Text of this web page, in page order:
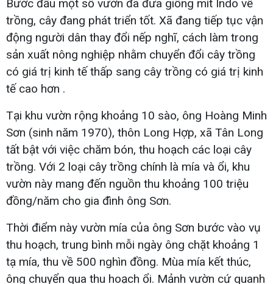
Bước đầu một số vườn đã đưa giống mít Indo về
trồng, cây đang phát triển tốt. Xã đang tiếp tục vận
động người dân thay đổi nếp nghĩ, cách làm trong
sản xuất nông nghiệp nhằm chuyển đổi cây trồng
có giá trị kinh tế thấp sang cây trồng có giá trị kinh
tế cao hơn .
Tại khu vườn rộng khoảng 10 sào, ông Hoàng Minh
Sơn (sinh năm 1970), thôn Long Hợp, xã Tân Long
tất bật với việc chăm bón, thu hoạch các loại cây
trồng. Với 2 loại cây trồng chính là mía và ổi, khu
vườn này mang đến nguồn thu khoảng 100 triệu
đồng/năm cho gia đình ông Sơn.
Thời điểm này vườn mía của ông Sơn bước vào vụ
thu hoạch, trung bình mỗi ngày ông chặt khoảng 1
tạ mía, thu về 500 nghìn đồng. Mùa mía kết thúc,
ông chuyển qua thu hoạch ổi. Mảnh vườn cứ quanh